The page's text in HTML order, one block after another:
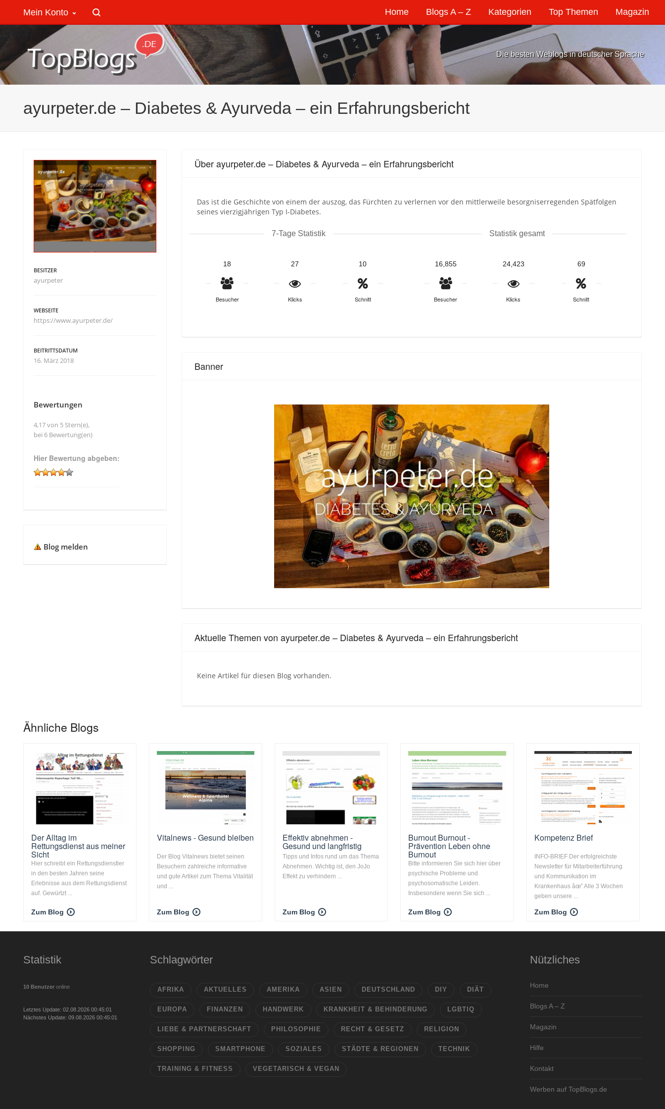
Home Blogs A – Z Kategorien Top Themen Magazin
Mein Konto
Die besten Weblogs in deutscher Sprache
ayurpeter.de – Diabetes & Ayurveda – ein Erfahrungsbericht
Über ayurpeter.de – Diabetes & Ayurveda – ein Erfahrungsbericht
Das ist die Geschichte von einem der auszog, das Fürchten zu verlernen vor den mittlerweile besorgniserregenden Spätfolgen
seines vierzigjährigen Typ I-Diabetes.
7-Tage Statistik
18
Besucher
27
Klicks
10
Schnitt
Statistik gesamt
16,855
Besucher
24,423
Klicks
69
Schnitt
Banner
Aktuelle Themen von ayurpeter.de – Diabetes & Ayurveda – ein Erfahrungsbericht
Keine Artikel für diesen Blog vorhanden.
BESITZER
ayurpeter
WEBSEITE
https://www.ayurpeter.de/
BEITRITTSDATUM
16. März 2018
Bewertungen
4,17 von 5 Stern(e),
bei 6 Bewertung(en)
Hier Bewertung abgeben:
Blog melden
Ähnliche Blogs
Der Alltag im
Rettungsdienst aus meiner
Sicht
Hier schreibt ein Rettungsdienstler
in den besten Jahren seine
Erlebnisse aus dem Rettungsdienst
auf. Gewürtzt ...
Zum Blog
Vitalnews - Gesund bleiben
Der Blog Vitalnews bietet seinen
Besuchern zahlreiche informative
und gute Artikel zum Thema Vitalität
und ...
Zum Blog
Effektiv abnehmen -
Gesund und langfristig
Tipps und Infos rund um das Thema
Abnehmen. Wichtig ist, den JoJo
Effekt zu verhindern ...
Zum Blog
Burnout Burnout -
Prävention Leben ohne
Burnout
Bitte informieren Sie sich hier über
psychische Probleme und
psychosomatische Leiden.
Insbesondere wenn Sie sich ...
Zum Blog
Kompetenz Brief
INFO-BRIEF Der erfolgreichste
Newsletter für Mitarbeiterführung
und Kommunikation im
Krankenhaus âœ” Alle 3 Wochen
geben unsere ...
Zum Blog
Statistik
10 Benutzer online
Letztes Update: 02.08.2026 00:45:01
Nächstes Update: 09.08.2026 00:45:01
Schlagwörter
AFRIKA AKTUELLES AMERIKA ASIEN DEUTSCHLAND DIY DIÄT
EUROPA FINANZEN HANDWERK KRANKHEIT & BEHINDERUNG LGBTIQ
LIEBE & PARTNERSCHAFT PHILOSOPHIE RECHT & GESETZ RELIGION
SHOPPING SMARTPHONE SOZIALES STÄDTE & REGIONEN TECHNIK
TRAINING & FITNESS VEGETARISCH & VEGAN
Nützliches
Home
Blogs A – Z
Magazin
Hilfe
Kontakt
Werben auf TopBlogs.de